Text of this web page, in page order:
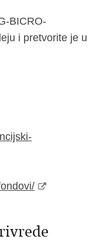
BICRO-
i pretvorite je u